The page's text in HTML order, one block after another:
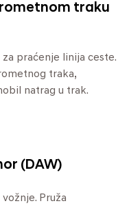
traku
praćenje linija ceste.
traka,
natrag u trak.
(DAW)
Pruža